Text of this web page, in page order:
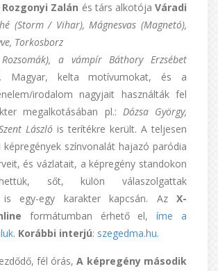
Rozgonyi Zalán és társ alkotójaVáradi
(Storm / Vihar), Mágnesvas (Magnetó),
Torkosborz
a vámpír Báthory Erzsébet
Magyar, kelta motívumokat, és a
irodalom nagyjait használták fel
megalkotásában pl.: Dózsa György,
László is terítékre került. A teljesen
színvonalát hajazó paródia
és vázlatait, a képregény standokon
sőt, külön válaszolgattak
is egy-egy karakter kapcsán. Az X-
formátumban érhető el,íme a
. Korábbi interjú: szegedma.hu.
fél órás,A képregény második